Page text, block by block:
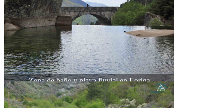
Zona de baño y playa fluvial en Loriga